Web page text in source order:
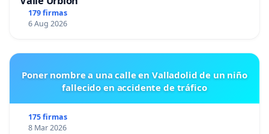
179 firmas
6 Aug 2026
Poner nombre a una calle en Valladolid de un niño
fallecido en accidente de tráfico
175 firmas
8 Mar 2026